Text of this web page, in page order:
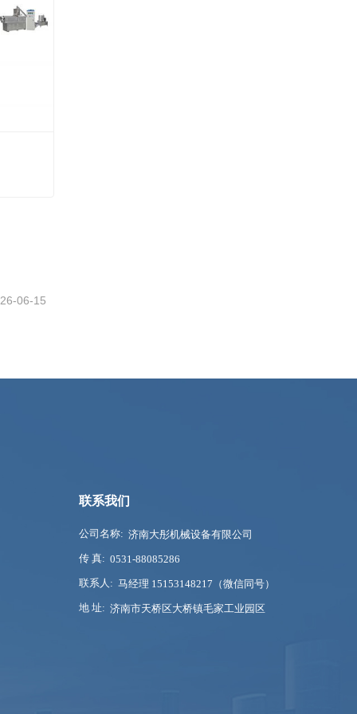
06-15
联系我们
公司名称: 济南大彤机械设备有限公司
传 真: 0531-88085286
联系人: 马经理 15153148217（微信同号）
地 址: 济南市天桥区大桥镇毛家工业园区